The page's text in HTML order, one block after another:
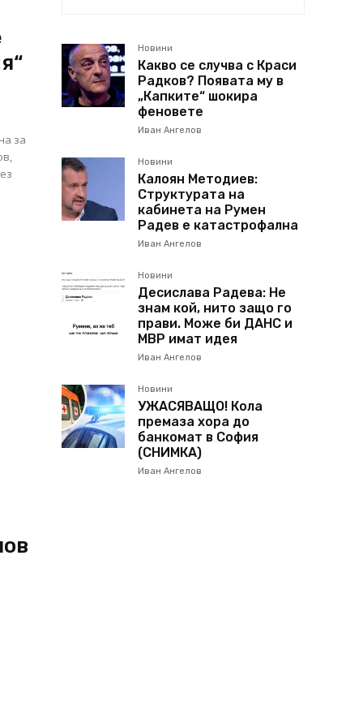
за
Новини
Какво се случва с Краси
Радков? Появата му в
„Капките“ шокира
феновете
Иван Ангелов
Новини
Калоян Методиев:
Структурата на
кабинета на Румен
Радев е катастрофална
Иван Ангелов
Новини
Десислава Радева: Не
знам кой, нито защо го
прави. Може би ДАНС и
МВР имат идея
Иван Ангелов
Новини
УЖАСЯВАЩО! Кола
премаза хора до
банкомат в София
(СНИМКА)
Иван Ангелов